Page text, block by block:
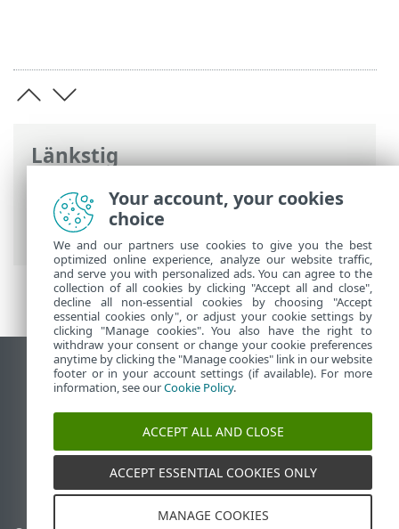
Länkstig
ESET onlinehjälp>ESET HOME>Juridiska
dokument >Användningsvillkor
Databehandlingsavtal
Visa skrivbords-webbplats
End of Life
ESET kunskapsbas
ESET Status Portal
Regional support
Your account, your cookies
choice
We and our partners use cookies to give you the best
optimized online experience, analyze our website traffic,
and serve you with personalized ads. You can agree to the
collection of all cookies by clicking "Accept all and close",
decline all non-essential cookies by choosing "Accept
essential cookies only", or adjust your cookie settings by
clicking "Manage cookies". You also have the right to
withdraw your consent or change your cookie preferences
anytime by clicking the "Manage cookies" link in our website
footer or in your account settings (if available). For more
information, see ourCookie Policy.
ACCEPT ALL AND CLOSE
ACCEPT ESSENTIAL COOKIES ONLY
MANAGE COOKIES